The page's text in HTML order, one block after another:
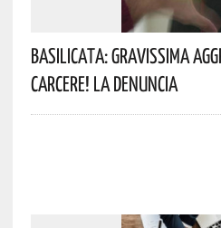
Basilicata: Gravissima
Carcere! La Denuncia